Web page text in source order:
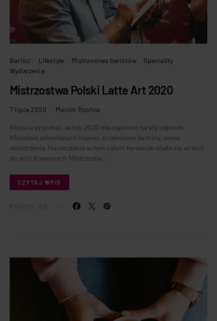
Bariści Lifestyle Mistrzostwa baristów
Speciality
Wydarzenia
Mistrzostwa Polski Latte Art 2020
7 lipca 2020 Marcin Rzońca
Musicie przyznać, że rok 2020 nie daje nam taryfy ulgowej.
Mnóstwo odwołanych imprez, przełożone terminy, nowe
obostrzenia. Na szczęście w tym całym ferworze udało się wrócić
do serii Kawowych Mistrzostw…
CZYTAJ WPIS